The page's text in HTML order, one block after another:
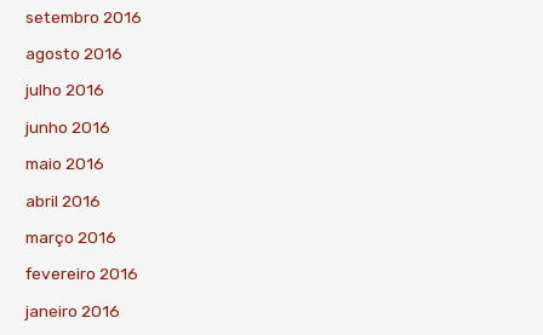
setembro 2016
agosto 2016
julho 2016
junho 2016
maio 2016
abril 2016
março 2016
fevereiro 2016
janeiro 2016